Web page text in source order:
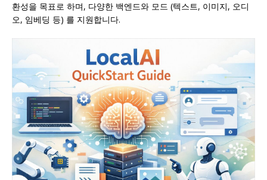
환성을 목표로 하며, 다양한 백엔드와 모드 (텍스트, 이미지, 오디
오, 임베딩 등) 를 지원합니다.